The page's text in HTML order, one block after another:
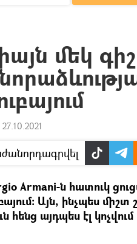
մեկ
Armani-ն հատուկ
Այն, ինչպես
հենց այդպես էլ